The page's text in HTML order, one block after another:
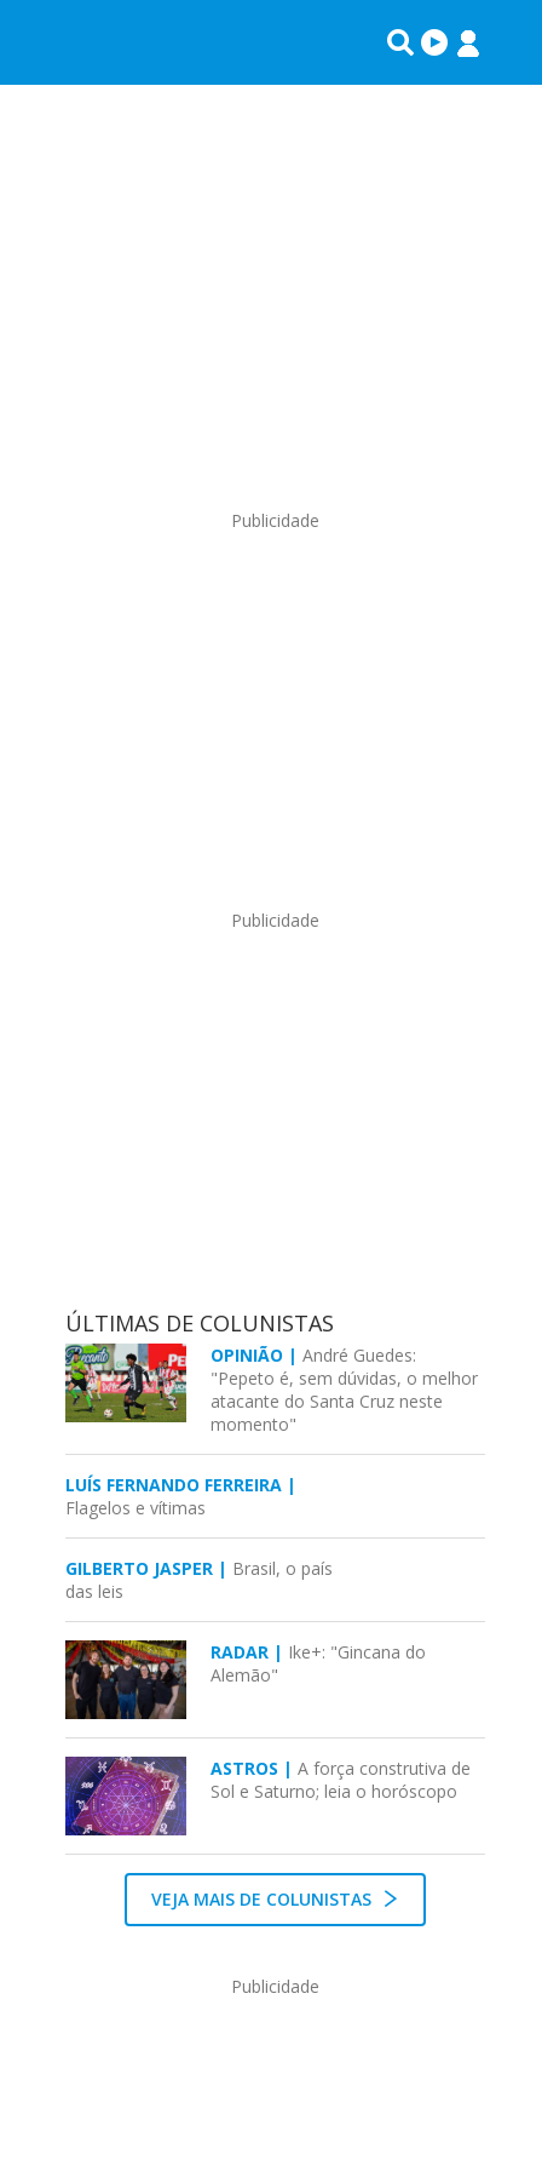
Publicidade
Publicidade
ÚLTIMAS DE COLUNISTAS
OPINIÃO |André Guedes:
"Pepeto é, sem dúvidas, o melhor
atacante do Santa Cruz neste
momento"
LUÍS FERNANDO FERREIRA |
Flagelos e vítimas
GILBERTO JASPER | Brasil, o país
das leis
RADAR | Ike+: "Gincana do
Alemão"
ASTROS |A força construtiva de
Sol e Saturno; leia o horóscopo
VEJA MAIS DE COLUNISTAS
Publicidade